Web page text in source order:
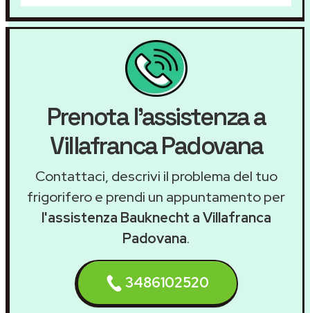
Prenota l'assistenza a
Villafranca Padovana
Contattaci, descrivi il problema del tuo
frigorifero e prendi un appuntamento per
l'assistenza Bauknecht a Villafranca
Padovana.
3486102520